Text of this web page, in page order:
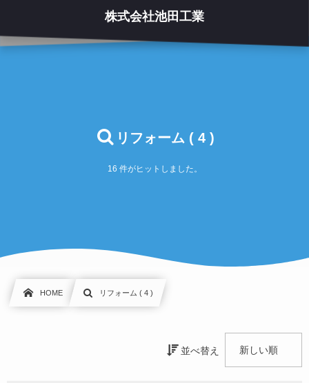
株式会社池田工業
リフォーム ( 4 )
16 件がヒットしました。
HOME リフォーム ( 4 )
並べ替え